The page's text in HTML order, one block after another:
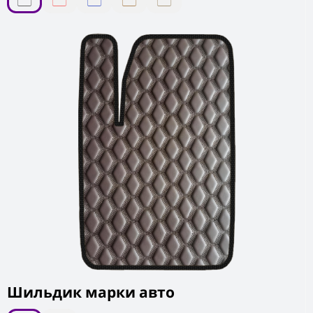
Шильдик марки авто